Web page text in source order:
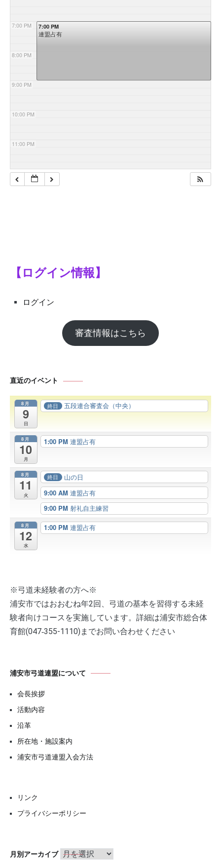
7:00 PM
8:00 PM
9:00 PM
10:00 PM
11:00 PM
7:00 PM
連盟占有
【ログイン情報】
ログイン
審査情報はこちら
直近のイベント
8月
9
日
終日 五段連合審査会（中央）
8月
10
月
1:00 PM 連盟占有
8月
11
火
終日
山の日
9:00 AM 連盟占有
9:00 PM 射礼自主練習
8月
12
水
1:00 PM 連盟占有
※弓道未経験者の方へ※
浦安市ではおおむね年2回、弓道の基本を習得する未経
験者向けコースを実施しています。詳細は浦安市総合体
育館(047‐355-1110)までお問い合わせください
浦安市弓道連盟について
会長挨拶
活動内容
沿革
所在地・施設案内
浦安市弓道連盟入会方法
リンク
プライバシーポリシー
月別アーカイブ 月
別